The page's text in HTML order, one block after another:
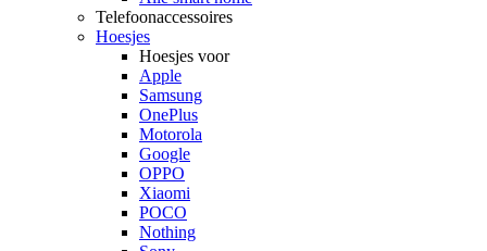
Telefoonaccessoires
Hoesjes
Hoesjes voor
Apple
Samsung
OnePlus
Motorola
Google
OPPO
Xiaomi
POCO
Nothing